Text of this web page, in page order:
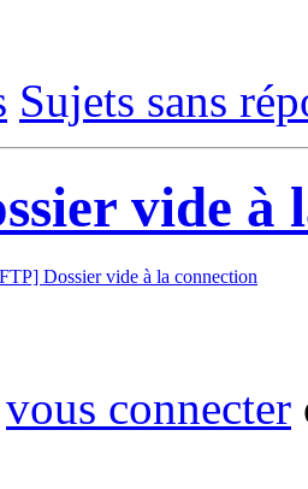
Sujets sans
vide à
Dossier vide à la connection
vous connecter